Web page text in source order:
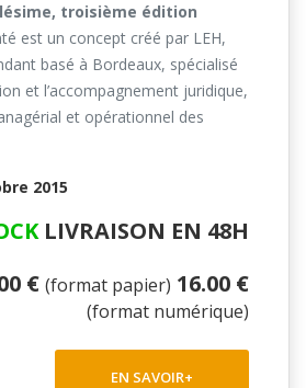
troisième édition
est un concept créé par LEH,
basé à Bordeaux, spécialisé
et l’accompagnement juridique,
et opérationnel des
2015
LIVRAISON EN 48H
€ (format papier) 16.00 €
(format numérique)
EN SAVOIR+